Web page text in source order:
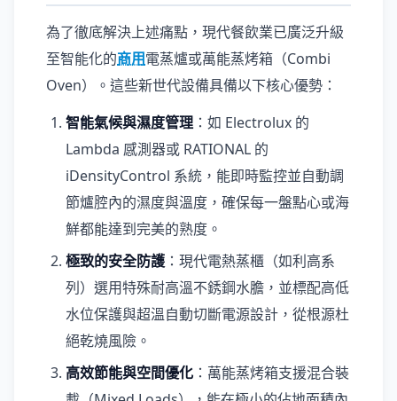
為了徹底解決上述痛點，現代餐飲業已廣泛升級
至智能化的商用電蒸爐或萬能蒸烤箱（Combi
Oven）。這些新世代設備具備以下核心優勢：
智能氣候與濕度管理 ：如 Electrolux 的
Lambda 感測器或 RATIONAL 的
iDensityControl 系統，能即時監控並自動調
節爐腔內的濕度與溫度，確保每一盤點心或海
鮮都能達到完美的熟度。
極致的安全防護 ：現代電熱蒸櫃（如利高系
列）選用特殊耐高溫不銹鋼水膽，並標配高低
水位保護與超溫自動切斷電源設計，從根源杜
絕乾燒風險。
高效節能與空間優化 ：萬能蒸烤箱支援混合裝